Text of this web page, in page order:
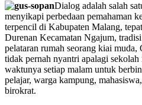
Dialog adalah salah
menyikapi perbedaan pemahaman
terpencil di Kabupaten Malang,
Durenan Kecamatan Ngajum,
pelataran rumah seorang kiai muda,
tidak pernah nyantri apalagi
waktunya setiap malam untuk
pelajar, warga kampung,
birokrat.